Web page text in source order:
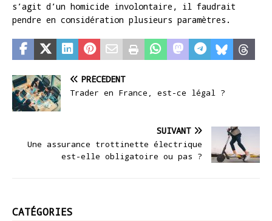
s’agit d’un homicide involontaire, il faudrait
pendre en considération plusieurs paramètres.
PRÉCÉDENT
Trader en France, est-ce légal ?
SUIVANT
Une assurance trottinette électrique
est-elle obligatoire ou pas ?
CATÉGORIES